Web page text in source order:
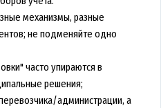
механизмы, разные
не подменяйте одно
часто упираются в
решения;
администрации, а